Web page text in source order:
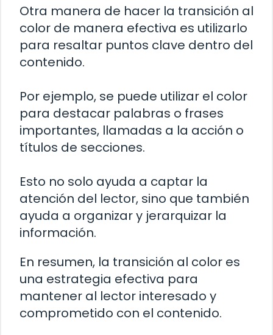
Otra manera de hacer la transición al
color de manera efectiva es utilizarlo
para resaltar puntos clave dentro del
contenido.
Por ejemplo, se puede utilizar el color
para destacar palabras o frases
importantes, llamadas a la acción o
títulos de secciones.
Esto no solo ayuda a captar la
atención del lector, sino que también
ayuda a organizar y jerarquizar la
información.
En resumen, la transición al color es
una estrategia efectiva para
mantener al lector interesado y
comprometido con el contenido.